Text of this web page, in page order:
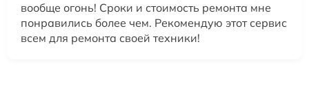
вообще огонь! Сроки и стоимость ремонта мне
понравились более чем. Рекомендую этот сервис
всем для ремонта своей техники!